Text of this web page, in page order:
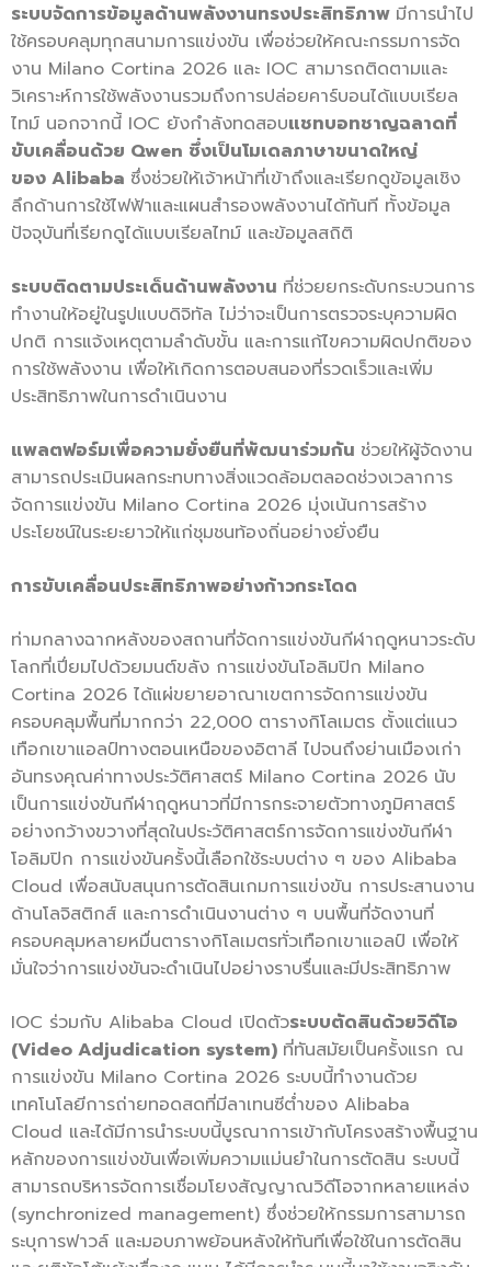
ระบบจัดการข้อมูลด้านพลังงานทรงประสิทธิภาพ มีการนำไป
ใช้ครอบคลุมทุกสนามการแข่งขัน เพื่อช่วยให้คณะกรรมการจัด
งาน Milano Cortina 2026 และ IOC สามารถติดตามและ
วิเคราะห์การใช้พลังงานรวมถึงการปล่อยคาร์บอนได้แบบเรียล
ไทม์ นอกจากนี้ IOC ยังกำลังทดสอบแชทบอทชาญฉลาดที่
ขับเคลื่อนด้วย Qwen ซึ่งเป็นโมเดลภาษาขนาดใหญ่
ของ Alibaba ซึ่งช่วยให้เจ้าหน้าที่เข้าถึงและเรียกดูข้อมูลเชิง
ลึกด้านการใช้ไฟฟ้าและแผนสำรองพลังงานได้ทันที ทั้งข้อมูล
ปัจจุบันที่เรียกดูได้แบบเรียลไทม์ และข้อมูลสถิติ
ระบบติดตามประเด็นด้านพลังงาน ที่ช่วยยกระดับกระบวนการ
ทำงานให้อยู่ในรูปแบบดิจิทัล ไม่ว่าจะเป็นการตรวจระบุความผิด
ปกติ การแจ้งเหตุตามลำดับขั้น และการแก้ไขความผิดปกติของ
การใช้พลังงาน เพื่อให้เกิดการตอบสนองที่รวดเร็วและเพิ่ม
ประสิทธิภาพในการดำเนินงาน
แพลตฟอร์มเพื่อความยั่งยืนที่พัฒนาร่วมกัน ช่วยให้ผู้จัดงาน
สามารถประเมินผลกระทบทางสิ่งแวดล้อมตลอดช่วงเวลาการ
จัดการแข่งขัน Milano Cortina 2026 มุ่งเน้นการสร้าง
ประโยชน์ในระยะยาวให้แก่ชุมชนท้องถิ่นอย่างยั่งยืน
การขับเคลื่อนประสิทธิภาพอย่างก้าวกระโดด
ท่ามกลางฉากหลังของสถานที่จัดการแข่งขันกีฬาฤดูหนาวระดับ
โลกที่เปี่ยมไปด้วยมนต์ขลัง การแข่งขันโอลิมปิก Milano
Cortina 2026 ได้แผ่ขยายอาณาเขตการจัดการแข่งขัน
ครอบคลุมพื้นที่มากกว่า 22,000 ตารางกิโลเมตร ตั้งแต่แนว
เทือกเขาแอลป์ทางตอนเหนือของอิตาลี ไปจนถึงย่านเมืองเก่า
อันทรงคุณค่าทางประวัติศาสตร์ Milano Cortina 2026 นับ
เป็นการแข่งขันกีฬาฤดูหนาวที่มีการกระจายตัวทางภูมิศาสตร์
อย่างกว้างขวางที่สุดในประวัติศาสตร์การจัดการแข่งขันกีฬา
โอลิมปิก การแข่งขันครั้งนี้เลือกใช้ระบบต่าง ๆ ของ Alibaba
Cloud เพื่อสนับสนุนการตัดสินเกมการแข่งขัน การประสานงาน
ด้านโลจิสติกส์ และการดำเนินงานต่าง ๆ บนพื้นที่จัดงานที่
ครอบคลุมหลายหมื่นตารางกิโลเมตรทั่วเทือกเขาแอลป์ เพื่อให้
มั่นใจว่าการแข่งขันจะดำเนินไปอย่างราบรื่นและมีประสิทธิภาพ
IOC ร่วมกับ Alibaba Cloud เปิดตัวระบบตัดสินด้วยวิดีโอ
(Video Adjudication system) ที่ทันสมัยเป็นครั้งแรก ณ
การแข่งขัน Milano Cortina 2026 ระบบนี้ทำงานด้วย
เทคโนโลยีการถ่ายทอดสดที่มีลาเทนซีต่ำของ Alibaba
Cloud และได้มีการนำระบบนี้บูรณาการเข้ากับโครงสร้างพื้นฐาน
หลักของการแข่งขันเพื่อเพิ่มความแม่นยำในการตัดสิน ระบบนี้
สามารถบริหารจัดการเชื่อมโยงสัญญาณวิดีโอจากหลายแหล่ง
(synchronized management) ซึ่งช่วยให้กรรมการสามารถ
ระบุการฟาวล์ และมอบภาพย้อนหลังให้ทันทีเพื่อใช้ในการตัดสิน